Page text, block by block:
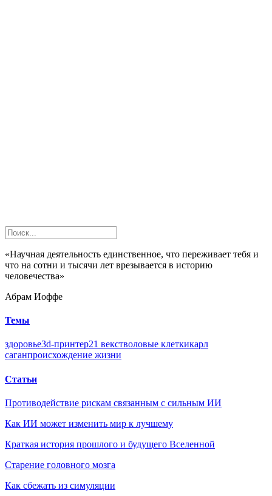
«Научная деятельность единственное, что переживает тебя и
что на сотни и тысячи лет врезывается в историю
человечества»
Абрам Иоффе
Темы
здоровье3d-принтер21 векстволовые клеткикарл
саганпроисхождение жизни
Статьи
Противодействие рискам связанным с сильным ИИ
Как ИИ может изменить мир к лучшему
Краткая история прошлого и будущего Вселенной
Старение головного мозга
Как сбежать из симуляции